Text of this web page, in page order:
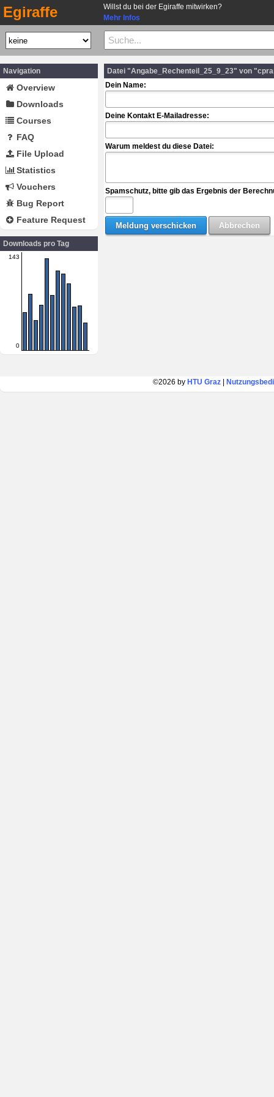
Egiraffe
Willst du bei der Egiraffe mitwirken?
Mehr Infos
Navigation
Overview
Downloads
Courses
FAQ
File Upload
Statistics
Vouchers
Bug Report
Feature Request
Downloads pro Tag
143
0
Datei "Angabe_Rechenteil_25_9_23" von
Dein Name:
Deine Kontakt E-Mailadresse:
Warum meldest du diese Datei:
Spamschutz, bitte gib das Ergebnis der
©2026 by HTU Graz|